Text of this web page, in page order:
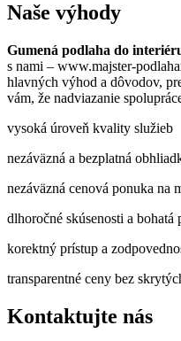
Naše výhody
Gumená podlaha do
s nami – www.majster-
hlavných výhod a dôvodov,
vám, že nadviazanie
vysoká úroveň kvality služieb
nezáväzná a bezplatná
nezáväzná cenová ponuka na
dlhoročné skúsenosti a bohatá
korektný prístup a
transparentné ceny bez
Kontaktujte nás